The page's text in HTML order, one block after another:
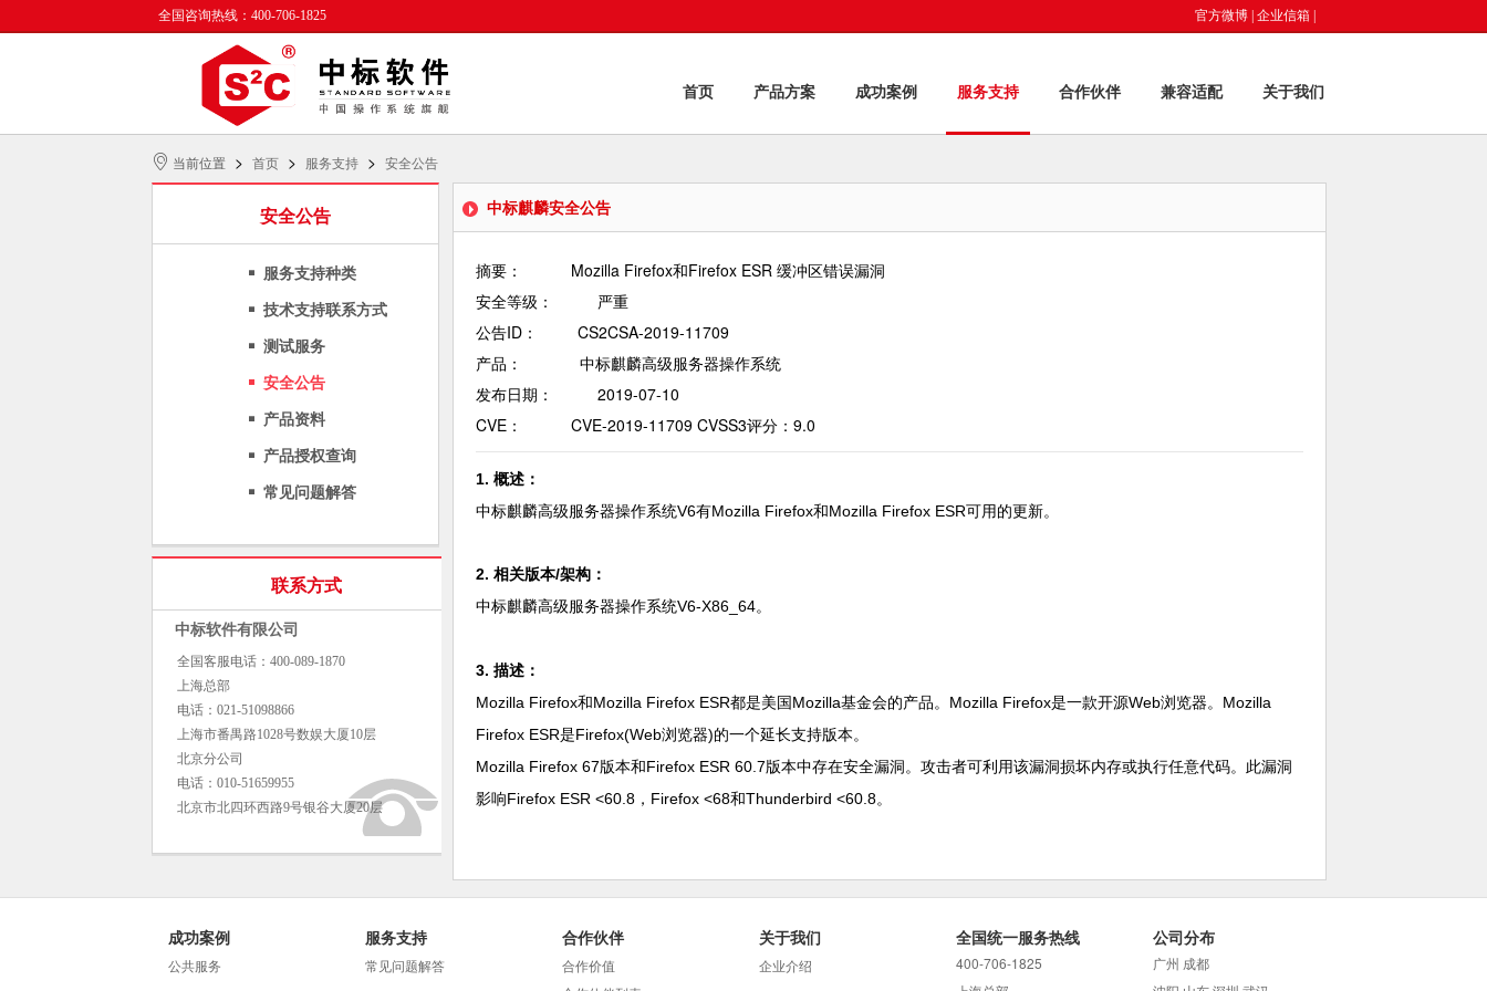
全国咨询热线：400-706-1825 官方微博 企业信箱
首页 产品方案 成功案例 服务支持 合作伙伴 兼容适配 关于我们
当前位置 > 首页 > 服务支持 > 安全公告
安全公告
服务支持种类
技术支持联系方式
测试服务
安全公告
产品资料
产品授权查询
常见问题解答
联系方式
中标软件有限公司
全国客服电话：400-089-1870
上海总部
电话：021-51098866
上海市番禺路1028号数娱大厦10层
北京分公司
电话：010-51659955
北京市北四环西路9号银谷大厦20层
中标麒麟安全公告
摘要：           Mozilla Firefox和Firefox ESR 缓冲区错误漏洞
安全等级：          严重
公告ID：         CS2CSA-2019-11709
产品：             中标麒麟高级服务器操作系统
发布日期：          2019-07-10
CVE：           CVE-2019-11709 CVSS3评分：9.0
1. 概述：
中标麒麟高级服务器操作系统V6有Mozilla Firefox和Mozilla Firefox ESR可用的更新。
2. 相关版本/架构：
中标麒麟高级服务器操作系统V6-X86_64。
3. 描述：
Mozilla Firefox和Mozilla Firefox ESR都是美国Mozilla基金会的产品。Mozilla Firefox是一款开源Web浏览器。Mozilla
Firefox ESR是Firefox(Web浏览器)的一个延长支持版本。
Mozilla Firefox 67版本和Firefox ESR 60.7版本中存在安全漏洞。攻击者可利用该漏洞损坏内存或执行任意代码。此漏洞
影响Firefox ESR <60.8，Firefox <68和Thunderbird <60.8。
成功案例
公共服务
服务支持
常见问题解答
合作伙伴
合作价值
关于我们
企业介绍
全国统一服务热线
400-706-1825
公司分布
广州 成都